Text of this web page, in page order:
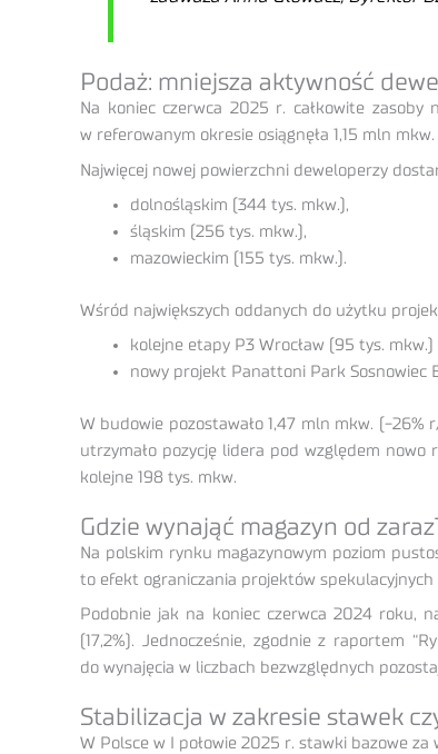
Podaż: mniejsza aktywność
Na koniec czerwca 2025 r. całkowite
w referowanym okresie osiągnęła 1,15 mln
Najwięcej nowej powierzchni deweloperzy
dolnośląskim (344 tys. mkw.),
śląskim (256 tys. mkw.),
mazowieckim (155 tys. mkw.).
Wśród największych oddanych do użytku
kolejne etapy P3 Wrocław (95 tys.
nowy projekt Panattoni Park Sosnowiec
W budowie pozostawało 1,47 mln mkw. (-
utrzymało pozycję lidera pod względem
kolejne 198 tys. mkw.
Gdzie wynająć magazyn od
Na polskim rynku magazynowym poziom
to efekt ograniczania projektów spekulacyjnych
Podobnie jak na koniec czerwca 2024 roku,
(17,2%). Jednocześnie, zgodnie z raportem
do wynajęcia w liczbach bezwzględnych
Stabilizacja w zakresie stawek
W Polsce w I połowie 2025 r. stawki bazowe